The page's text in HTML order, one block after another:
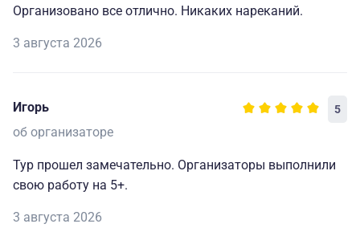
Организовано все отлично. Никаких нареканий.
3 августа 2026
Игорь 5
об организаторе
Тур прошел замечательно. Организаторы выполнили
свою работу на 5+.
3 августа 2026